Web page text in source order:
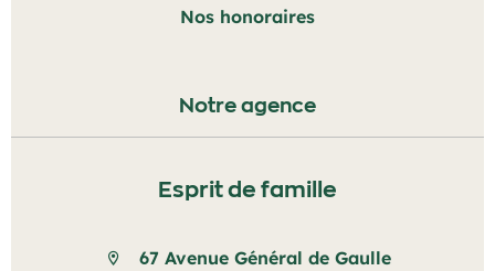
Nos honoraires
Notre agence
Esprit de famille
67 Avenue Général de Gaulle